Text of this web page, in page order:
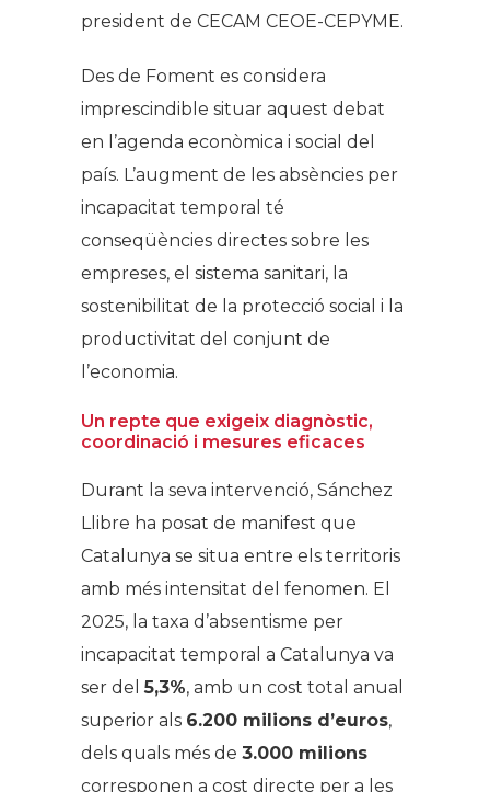
president de CECAM CEOE-CEPYME.
Des de Foment es considera
imprescindible situar aquest debat
en l’agenda econòmica i social del
país. L’augment de les absències per
incapacitat temporal té
conseqüències directes sobre les
empreses, el sistema sanitari, la
sostenibilitat de la protecció social i la
productivitat del conjunt de
l’economia.
Un repte que exigeix diagnòstic,
coordinació i mesures eficaces
Durant la seva intervenció, Sánchez
Llibre ha posat de manifest que
Catalunya se situa entre els territoris
amb més intensitat del fenomen. El
2025, la taxa d’absentisme per
incapacitat temporal a Catalunya va
ser del5,3%, amb un cost total anual
superior als 6.200 milions d’euros,
dels quals més de 3.000 milions
corresponen a cost directe per a les